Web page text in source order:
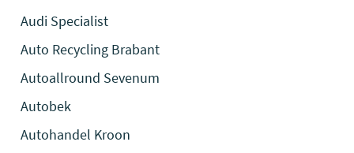
Audi Specialist
Auto Recycling Brabant
Autoallround Sevenum
Autobek
Autohandel Kroon